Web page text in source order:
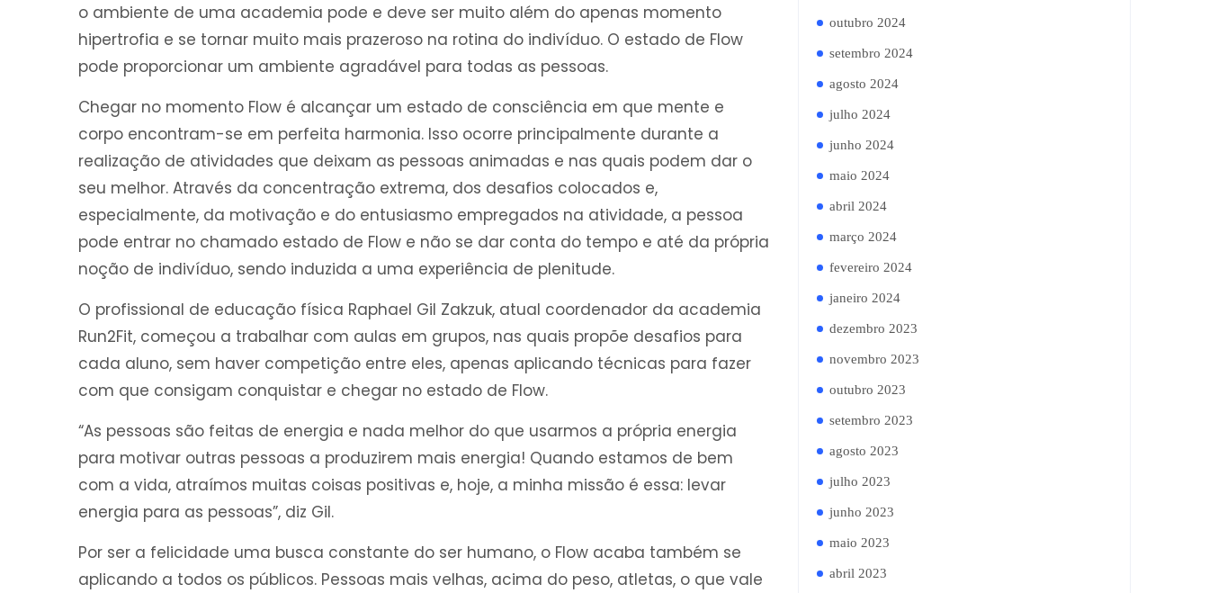
o ambiente de uma academia pode e deve ser muito além do apenas momento
hipertrofia e se tornar muito mais prazeroso na rotina do indivíduo. O estado de Flow
pode proporcionar um ambiente agradável para todas as pessoas.
Chegar no momento Flow é alcançar um estado de consciência em que mente e
corpo encontram-se em perfeita harmonia. Isso ocorre principalmente durante a
realização de atividades que deixam as pessoas animadas e nas quais podem dar o
seu melhor. Através da concentração extrema, dos desafios colocados e,
especialmente, da motivação e do entusiasmo empregados na atividade, a pessoa
pode entrar no chamado estado de Flow e não se dar conta do tempo e até da própria
noção de indivíduo, sendo induzida a uma experiência de plenitude.
O profissional de educação física Raphael Gil Zakzuk, atual coordenador da academia
Run2Fit, começou a trabalhar com aulas em grupos, nas quais propõe desafios para
cada aluno, sem haver competição entre eles, apenas aplicando técnicas para fazer
com que consigam conquistar e chegar no estado de Flow.
“As pessoas são feitas de energia e nada melhor do que usarmos a própria energia
para motivar outras pessoas a produzirem mais energia! Quando estamos de bem
com a vida, atraímos muitas coisas positivas e, hoje, a minha missão é essa: levar
energia para as pessoas”, diz Gil.
Por ser a felicidade uma busca constante do ser humano, o Flow acaba também se
aplicando a todos os públicos. Pessoas mais velhas, acima do peso, atletas, o que vale
outubro 2024
setembro 2024
agosto 2024
julho 2024
junho 2024
maio 2024
abril 2024
março 2024
fevereiro 2024
janeiro 2024
dezembro 2023
novembro 2023
outubro 2023
setembro 2023
agosto 2023
julho 2023
junho 2023
maio 2023
abril 2023